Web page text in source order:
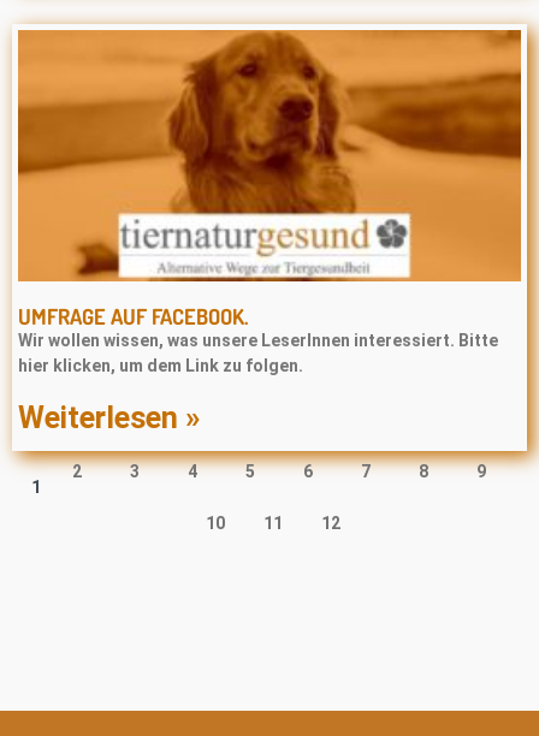
UMFRAGE AUF FACEBOOK.
Wir wollen wissen, was unsere LeserInnen interessiert. Bitte
hier klicken, um dem Link zu folgen.
Weiterlesen »
1
2 3 4 5 6 7 8 9
10 11 12